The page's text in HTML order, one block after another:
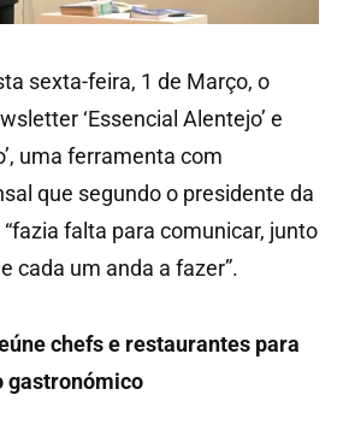
sexta-feira, 1 de Março, o
‘Essencial Alentejo’ e
uma ferramenta com
que segundo o presidente da
falta para comunicar, junto
cada um anda a fazer”.
chefs e restaurantes para
gastronómico